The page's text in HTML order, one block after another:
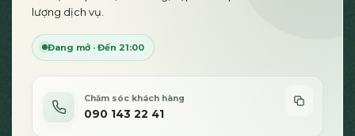
lượng dịch vụ.
Đang mở · Đến 21:00
Chăm sóc khách hàng
090 143 22 41